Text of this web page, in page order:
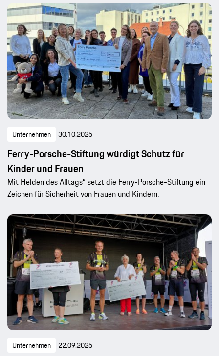
Unternehmen 30.10.2025
Ferry-Porsche-Stiftung würdigt Schutz für
Kinder und Frauen
Mit Helden des Alltags“ setzt die Ferry-Porsche-Stiftung ein
Zeichen für Sicherheit von Frauen und Kindern.
Unternehmen 22.09.2025